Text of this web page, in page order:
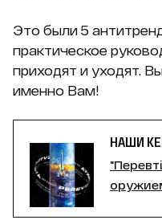
Это были 5
практическое
приходят и уходят.
именно Вам!
НАШИ